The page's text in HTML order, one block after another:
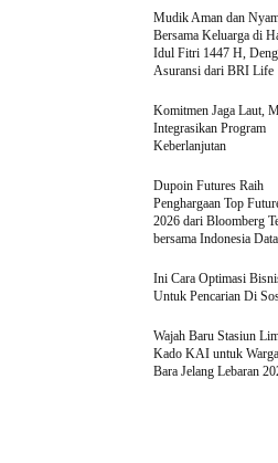
Mudik Aman dan
Bersama Keluarga di
Idul Fitri 1447 H,
Asuransi dari BRI Life
Komitmen Jaga Laut,
Integrasikan Program
Keberlanjutan
Dupoin Futures Raih
Penghargaan Top
2026 dari Bloomberg
bersama Indonesia Data
Ini Cara Optimasi
Untuk Pencarian Di
Wajah Baru Stasiun
Kado KAI untuk
Bara Jelang Lebaran